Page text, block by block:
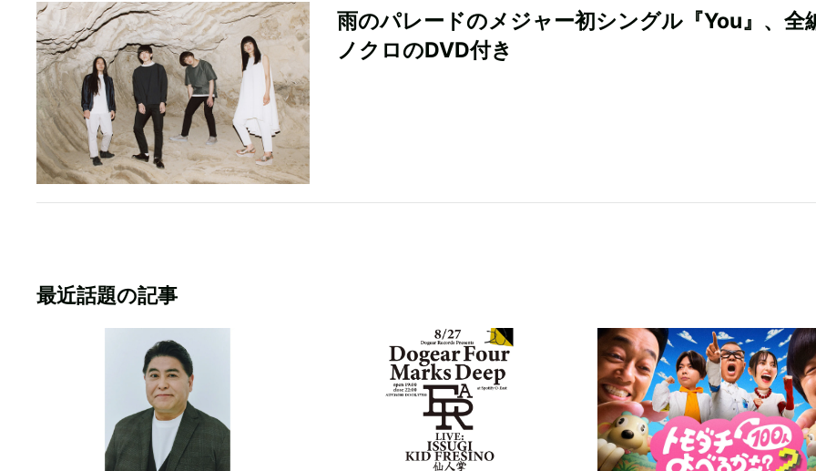
雨のパレードのメジャー初シングル『You』、全
ノクロのDVD付き
最近話題の記事